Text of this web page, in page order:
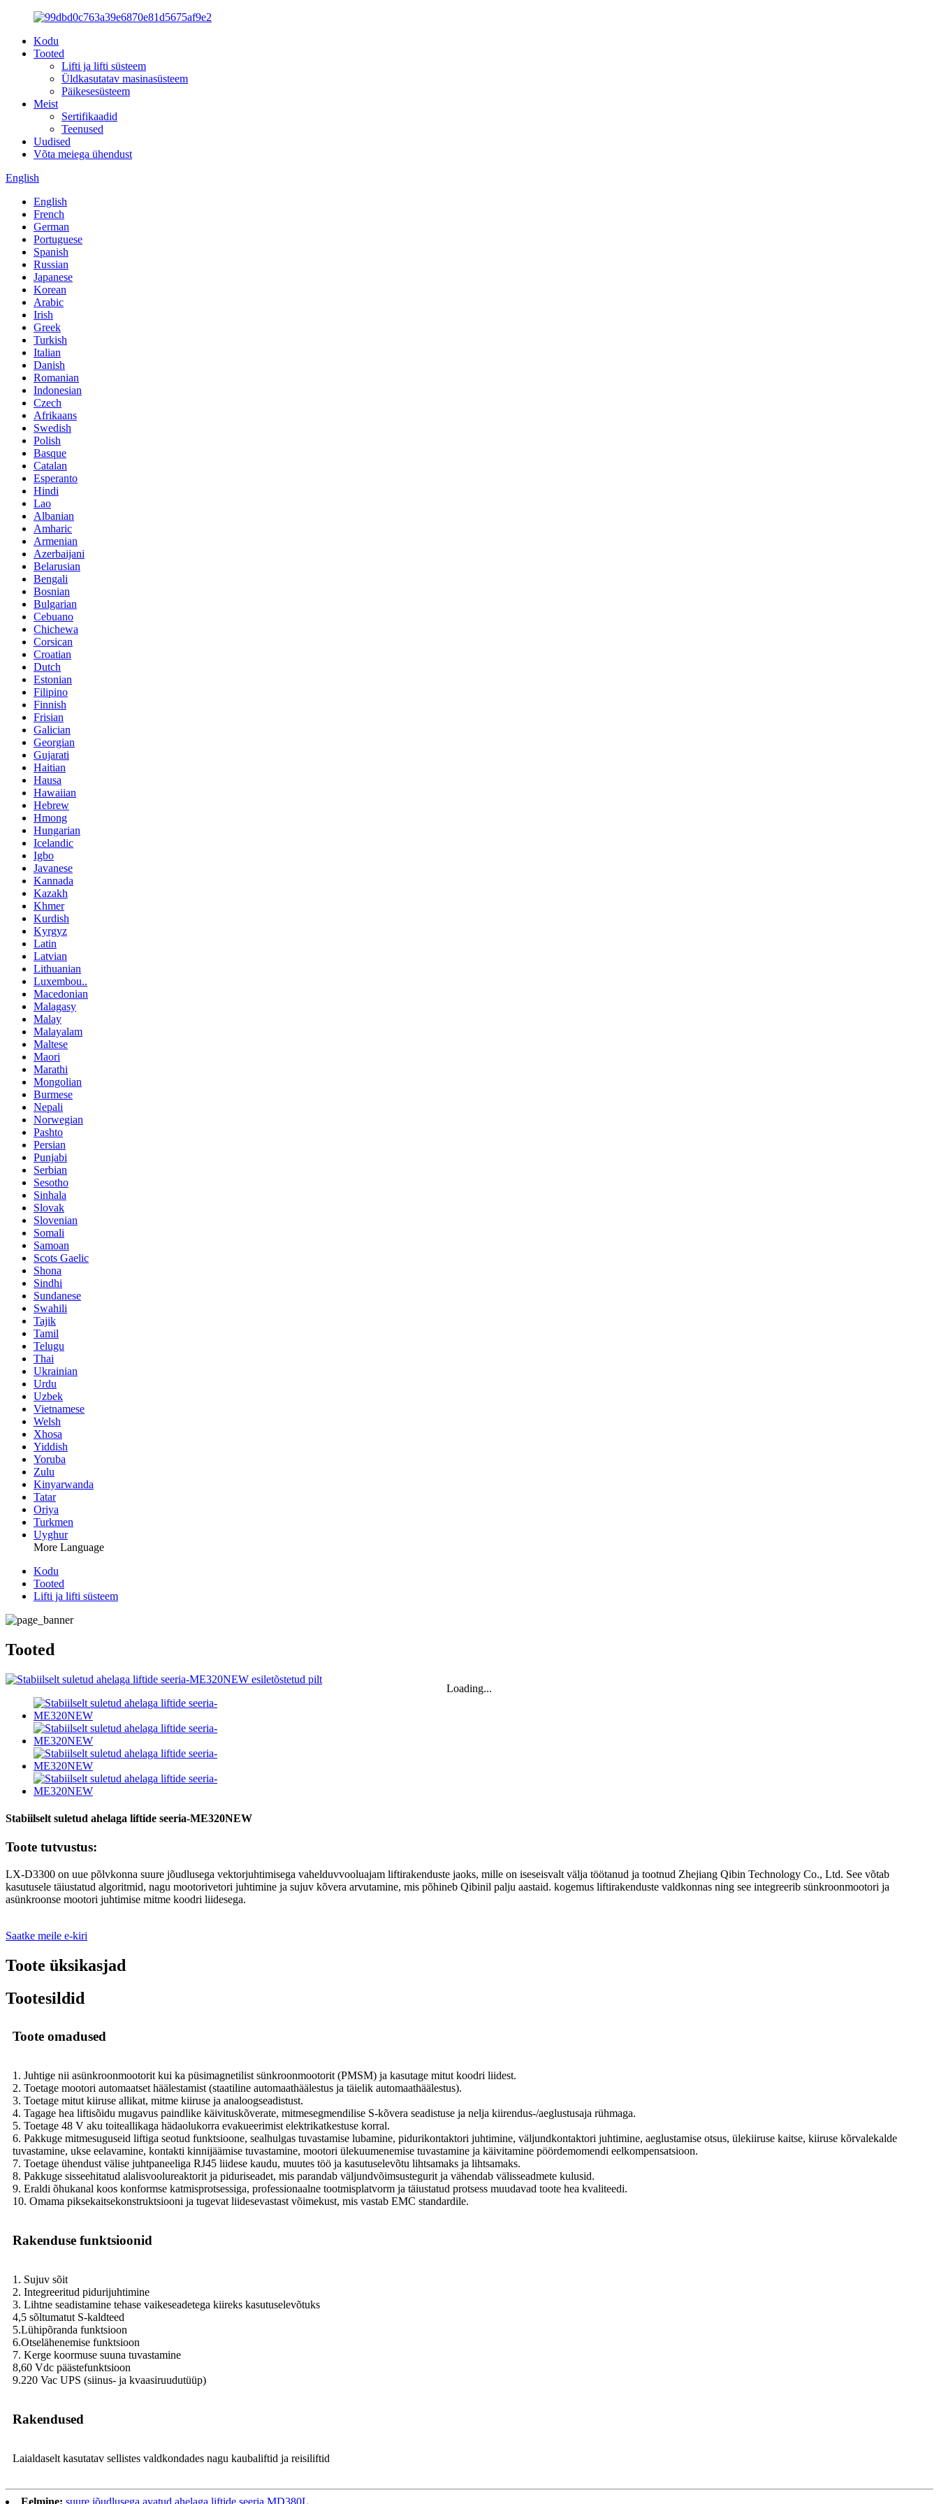
Kodu
Tooted
Lifti ja lifti süsteem
Üldkasutatav masinasüsteem
Päikesesüsteem
Meist
Sertifikaadid
Teenused
Uudised
Võta meiega ühendust
English
English
French
German
Portuguese
Spanish
Russian
Japanese
Korean
Arabic
Irish
Greek
Turkish
Italian
Danish
Romanian
Indonesian
Czech
Afrikaans
Swedish
Polish
Basque
Catalan
Esperanto
Hindi
Lao
Albanian
Amharic
Armenian
Azerbaijani
Belarusian
Bengali
Bosnian
Bulgarian
Cebuano
Chichewa
Corsican
Croatian
Dutch
Estonian
Filipino
Finnish
Frisian
Galician
Georgian
Gujarati
Haitian
Hausa
Hawaiian
Hebrew
Hmong
Hungarian
Icelandic
Igbo
Javanese
Kannada
Kazakh
Khmer
Kurdish
Kyrgyz
Latin
Latvian
Lithuanian
Luxembou..
Macedonian
Malagasy
Malay
Malayalam
Maltese
Maori
Marathi
Mongolian
Burmese
Nepali
Norwegian
Pashto
Persian
Punjabi
Serbian
Sesotho
Sinhala
Slovak
Slovenian
Somali
Samoan
Scots Gaelic
Shona
Sindhi
Sundanese
Swahili
Tajik
Tamil
Telugu
Thai
Ukrainian
Urdu
Uzbek
Vietnamese
Welsh
Xhosa
Yiddish
Yoruba
Zulu
Kinyarwanda
Tatar
Oriya
Turkmen
Uyghur
More Language
Kodu
Tooted
Lifti ja lifti süsteem
Tooted
Loading...
Stabiilselt suletud ahelaga liftide seeria-ME320NEW
Toote tutvustus:
LX-D3300 on uue põlvkonna suure jõudlusega vektorjuhtimisega vahelduvvooluajam liftirakenduste jaoks, mille on iseseisvalt välja töötanud ja tootnud Zhejiang Qibin Technology Co., Ltd. See võtab
kasutusele täiustatud algoritmid, nagu mootorivetori juhtimine ja sujuv kõvera arvutamine, mis põhineb Qibinil palju aastaid. kogemus liftirakenduste valdkonnas ning see integreerib sünkroonmootori ja
asünkroonse mootori juhtimise mitme koodri liidesega.
Saatke meile e-kiri
Toote üksikasjad
Tootesildid
Toote omadused
1. Juhtige nii asünkroonmootorit kui ka püsimagnetilist sünkroonmootorit (PMSM) ja kasutage mitut koodri liidest.
2. Toetage mootori automaatset häälestamist (staatiline automaathäälestus ja täielik automaathäälestus).
3. Toetage mitut kiiruse allikat, mitme kiiruse ja analoogseadistust.
4. Tagage hea liftisõidu mugavus paindlike käivituskõverate, mitmesegmendilise S-kõvera seadistuse ja nelja kiirendus-/aeglustusaja rühmaga.
5. Toetage 48 V aku toiteallikaga hädaolukorra evakueerimist elektrikatkestuse korral.
6. Pakkuge mitmesuguseid liftiga seotud funktsioone, sealhulgas tuvastamise lubamine, pidurikontaktori juhtimine, väljundkontaktori juhtimine, aeglustamise otsus, ülekiiruse kaitse, kiiruse kõrvalekalde
tuvastamine, ukse eelavamine, kontakti kinnijäämise tuvastamine, mootori ülekuumenemise tuvastamine ja käivitamine pöördemomendi eelkompensatsioon.
7. Toetage ühendust välise juhtpaneeliga RJ45 liidese kaudu, muutes töö ja kasutuselevõtu lihtsamaks ja lihtsamaks.
8. Pakkuge sisseehitatud alalisvoolureaktorit ja piduriseadet, mis parandab väljundvõimsustegurit ja vähendab välisseadmete kulusid.
9. Eraldi õhukanal koos konformse katmisprotsessiga, professionaalne tootmisplatvorm ja täiustatud protsess muudavad toote hea kvaliteedi.
10. Omama piksekaitsekonstruktsiooni ja tugevat liidesevastast võimekust, mis vastab EMC standardile.
Rakenduse funktsioonid
1. Sujuv sõit
2. Integreeritud pidurijuhtimine
3. Lihtne seadistamine tehase vaikeseadetega kiireks kasutuselevõtuks
4,5 sõltumatut S-kaldteed
5.Lühipõranda funktsioon
6.Otselähenemise funktsioon
7. Kerge koormuse suuna tuvastamine
8,60 Vdc päästefunktsioon
9.220 Vac UPS (siinus- ja kvaasiruudutüüp)
Rakendused
Laialdaselt kasutatav sellistes valdkondades nagu kaubaliftid ja reisiliftid
Eelmine: suure jõudlusega avatud ahelaga liftide seeria MD380L